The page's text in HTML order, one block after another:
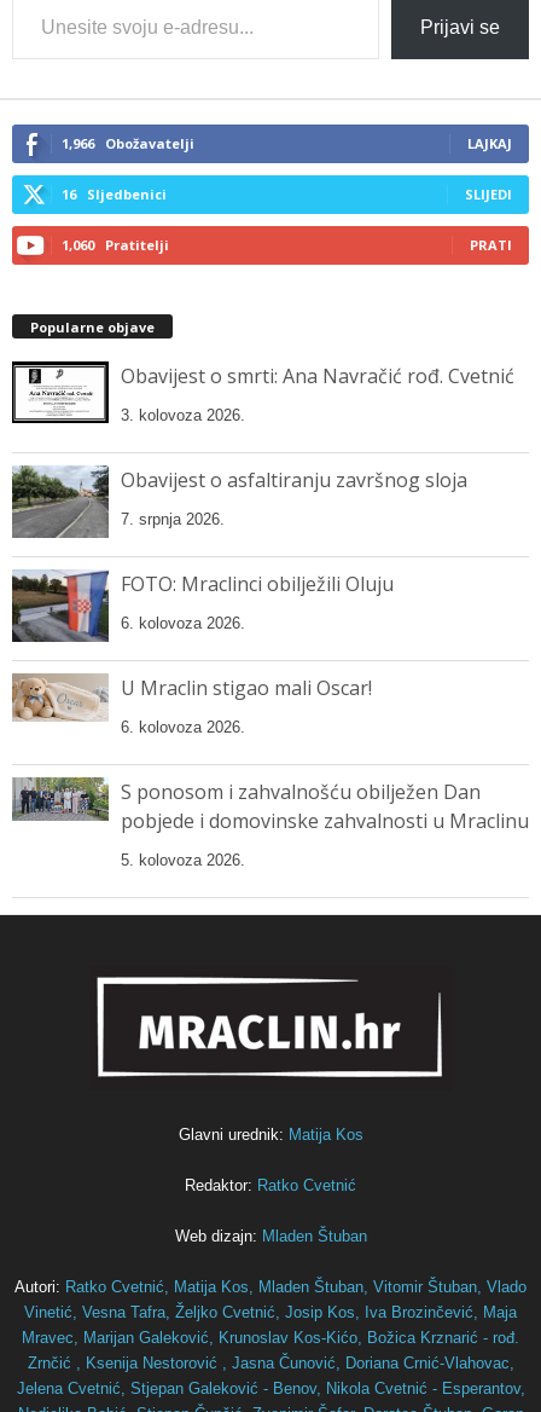
Type
your
email…
Prijavi se
1,966 Obožavatelji LAJKAJ
16 Sljedbenici SLIJEDI
1,060 Pratitelji PRATI
Popularne objave
Obavijest o smrti: Ana Navračić rođ. Cvetnić
3. kolovoza 2026.
Obavijest o asfaltiranju završnog sloja
7. srpnja 2026.
FOTO: Mraclinci obilježili Oluju
6. kolovoza 2026.
U Mraclin stigao mali Oscar!
6. kolovoza 2026.
S ponosom i zahvalnošću obilježen Dan
pobjede i domovinske zahvalnosti u Mraclinu
5. kolovoza 2026.
Glavni urednik: Matija Kos
Redaktor: Ratko Cvetnić
Web dizajn: Mladen Štuban
Autori: Ratko Cvetnić, Matija Kos, Mladen Štuban, Vitomir Štuban, Vlado
Vinetić, Vesna Tafra, Željko Cvetnić, Josip Kos, Iva Brozinčević,
Maja
Mravec,
Marijan Galeković, Krunoslav Kos-Kićo,
Božica Krznarić - rođ.
Zrnčić ,
Ksenija Nestorović , Jasna Čunović,
Doriana Crnić-Vlahovac,
Jelena Cvetnić, Stjepan Galeković - Benov, Nikola Cvetnić - Esperantov,